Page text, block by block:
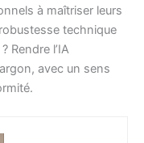
à maîtriser leurs
technique
Rendre l’IA
avec un sens